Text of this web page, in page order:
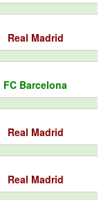
Real Madrid
FC Barcelona
Real Madrid
Real Madrid